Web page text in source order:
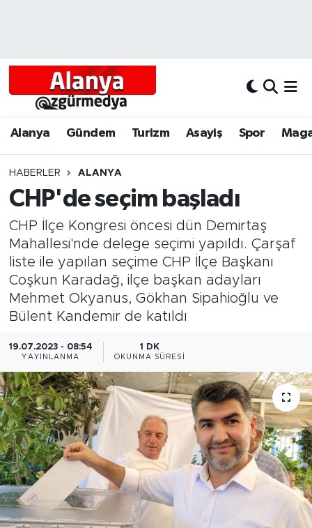
Alanya Gündem Turizm Asayiş Spor
HABERLER ALANYA
CHP'de seçim başladı
CHP İlçe Kongresi öncesi dün Demirtaş
Mahallesi'nde delege seçimi yapıldı. Çarşaf
liste ile yapılan seçime CHP İlçe Başkanı
Coşkun Karadağ, ilçe başkan adayları
Mehmet Okyanus, Gökhan Sipahioğlu ve
Bülent Kandemir de katıldı
19.07.2023 - 08:54
YAYINLANMA
1 DK
OKUNMA SÜRESI
Alanyum
Bölgesel
Dünya
Eğitim
Ekonomi
Güncel
Gündem
İnşaat-Emlak
Kültür-Sanat
Alanya Hava Durumu
Tüm Manşetler
Son Dakika Haberleri
Haber Arşivi